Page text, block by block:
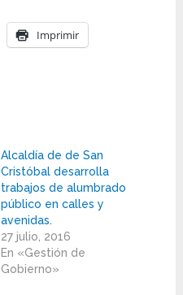
Imprimir
Alcaldía de de San
Cristóbal desarrolla
trabajos de alumbrado
público en calles y
avenidas.
27 julio, 2016
En «Gestión de
Gobierno»